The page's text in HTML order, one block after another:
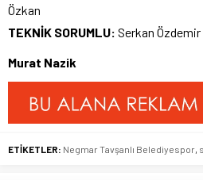
Özkan
TEKNİK SORUMLU: Serkan Özdemir
Murat Nazik
ETİKETLER: Negmar Tavşanlı Belediyespor